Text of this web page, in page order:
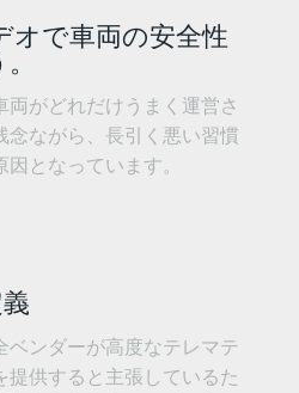
オで車両の安全性
両がどれだけうまく運営さ
念ながら、長引く悪い習慣
となっています。
ベンダーが高度なテレマテ
提供すると主張しているた